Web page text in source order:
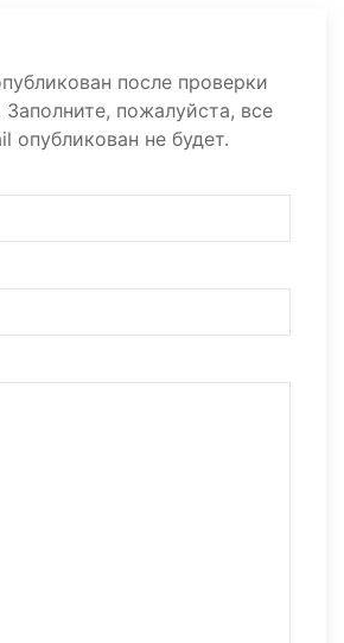
после проверки
пожалуйста, все
опубликован не будет.